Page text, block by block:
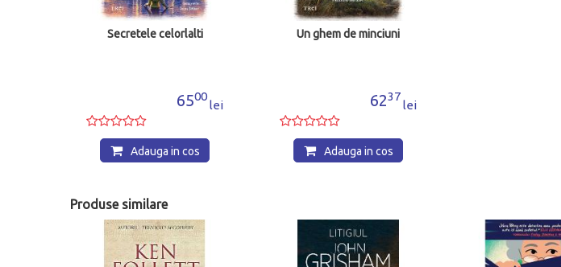
Secretele celorlalti
6500
lei
Adauga in cos
Un ghem de minciuni
6237
lei
Adauga in cos
Produse similare